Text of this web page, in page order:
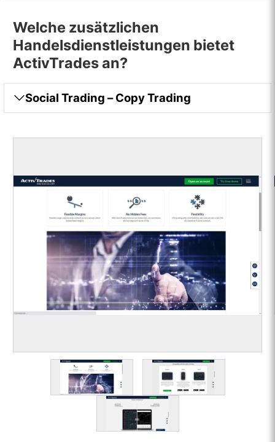
Welche zusätzlichen
Handelsdienstleistungen bietet
ActivTrades an?
Social Trading – Copy Trading